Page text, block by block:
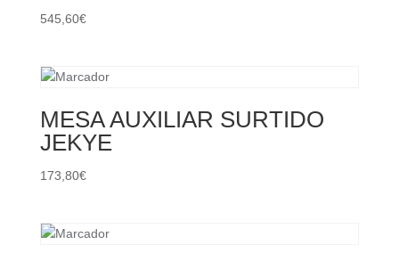
545,60€
MESA AUXILIAR SURTIDO
JEKYE
173,80€